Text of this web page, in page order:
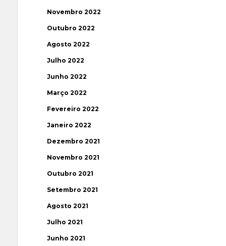
Novembro 2022
Outubro 2022
Agosto 2022
Julho 2022
Junho 2022
Março 2022
Fevereiro 2022
Janeiro 2022
Dezembro 2021
Novembro 2021
Outubro 2021
Setembro 2021
Agosto 2021
Julho 2021
Junho 2021